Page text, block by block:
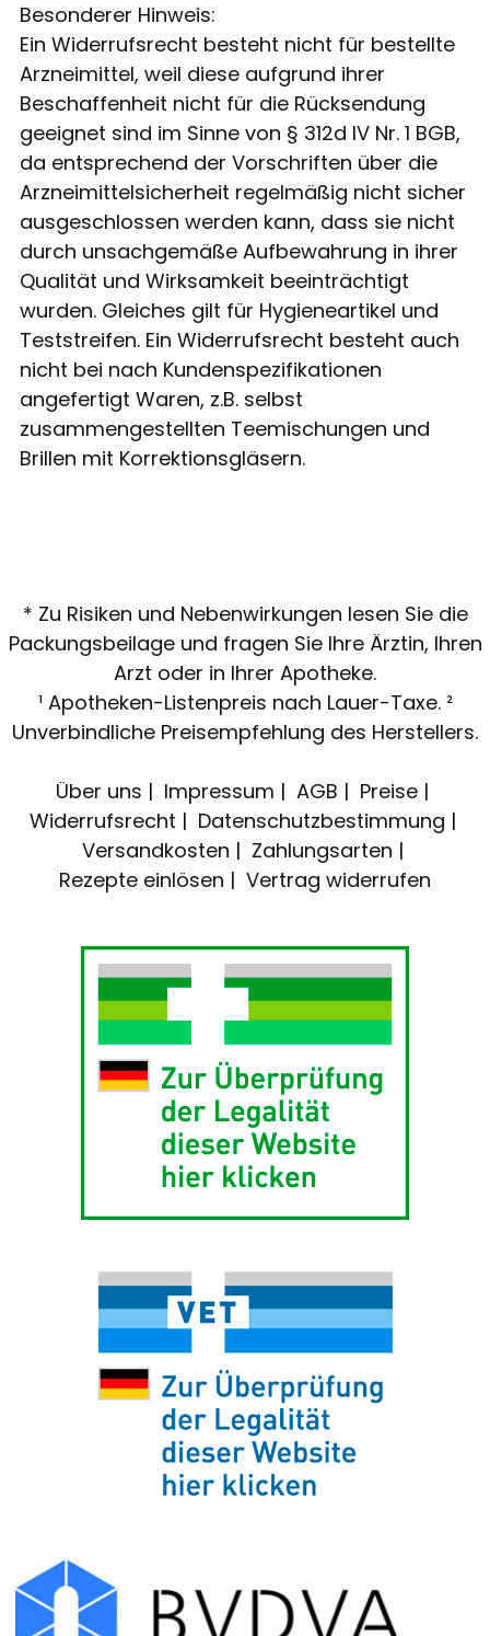
Besonderer Hinweis:
Ein Widerrufsrecht besteht nicht für bestellte
Arzneimittel, weil diese aufgrund ihrer
Beschaffenheit nicht für die Rücksendung
geeignet sind im Sinne von § 312d IV Nr. 1 BGB,
da entsprechend der Vorschriften über die
Arzneimittelsicherheit regelmäßig nicht sicher
ausgeschlossen werden kann, dass sie nicht
durch unsachgemäße Aufbewahrung in ihrer
Qualität und Wirksamkeit beeinträchtigt
wurden. Gleiches gilt für Hygieneartikel und
Teststreifen. Ein Widerrufsrecht besteht auch
nicht bei nach Kundenspezifikationen
angefertigt Waren, z.B. selbst
zusammengestellten Teemischungen und
Brillen mit Korrektionsgläsern.
* Zu Risiken und Nebenwirkungen lesen Sie die
Packungsbeilage und fragen Sie Ihre Ärztin, Ihren
Arzt oder in Ihrer Apotheke.
¹ Apotheken-Listenpreis nach Lauer-Taxe. ²
Unverbindliche Preisempfehlung des Herstellers.
Über uns Impressum AGB
Preise
Widerrufsrecht
Datenschutzbestimmung
Versandkosten
Zahlungsarten
Rezepte einlösen
Vertrag widerrufen